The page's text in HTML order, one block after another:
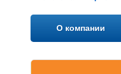
О компании